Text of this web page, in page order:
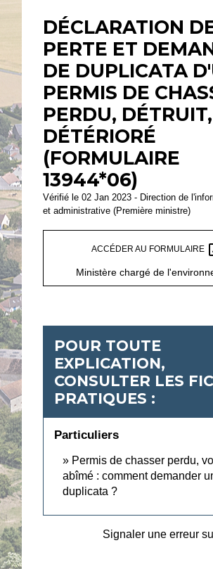
DÉCLARATION
PERTE ET
DE DUPLICATA
PERMIS DE
PERDU, DÉTRUIT,
DÉTÉRIORÉ
(FORMULAIRE
13944*06)
Vérifié le 02 Jan 2023 - Direction de
et administrative (Première ministre)
ACCÉDER AU FORMULAIRE
Ministère chargé de
POUR TOUTE
EXPLICATION,
CONSULTER LES
PRATIQUES :
Particuliers
Permis de chasser perdu,
abîmé : comment demander
duplicata ?
Signaler une erreur